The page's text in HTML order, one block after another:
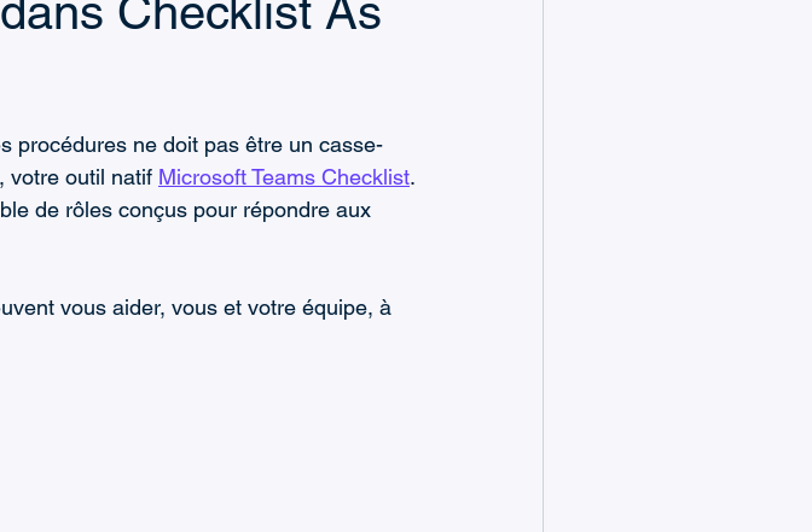
Microsoft Teams Billing CRM & Ventes
Checklist As
procédures ne doit pas être un casse-
, votre outil natif Microsoft Teams Checklist.
de rôles conçus pour répondre aux
vous aider, vous et votre équipe, à